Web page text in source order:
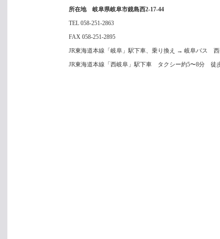
所在地 岐阜県岐阜市鏡島西2-17-44
TEL 058-251-2863
FAX 058-251-2895
JR東海道本線「岐阜」駅下車、乗り換え → 岐阜バス
JR東海道本線「西岐阜」駅下車 タクシー約5〜8分 徒